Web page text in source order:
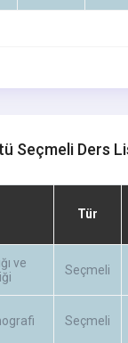
Seçmeli Ders
Tür
ve
Seçmeli
Seçmeli